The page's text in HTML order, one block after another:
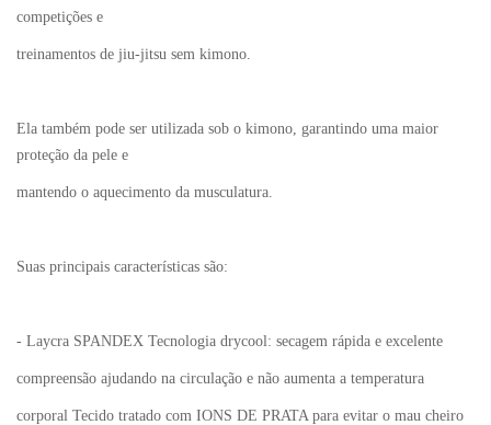
competições e
treinamentos de jiu-jitsu sem kimono.
Ela também pode ser utilizada sob o kimono, garantindo uma maior
proteção da pele e
mantendo o aquecimento da musculatura.
Suas principais características são:
- Laycra SPANDEX Tecnologia drycool: secagem rápida e excelente
compreensão ajudando na circulação e não aumenta a temperatura
corporal Tecido tratado com IONS DE PRATA para evitar o mau cheiro